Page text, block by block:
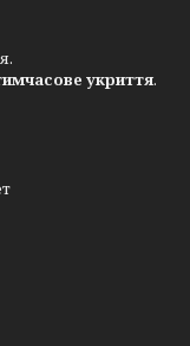
укриття.